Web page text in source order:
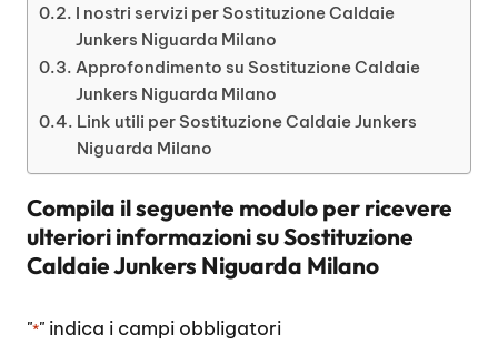
I nostri servizi per Sostituzione Caldaie
Junkers Niguarda Milano
Approfondimento su Sostituzione Caldaie
Junkers Niguarda Milano
Link utili per Sostituzione Caldaie Junkers
Niguarda Milano
Compila il seguente modulo per ricevere
ulteriori informazioni suSostituzione
Caldaie Junkers Niguarda Milano
"*" indica i campi obbligatori